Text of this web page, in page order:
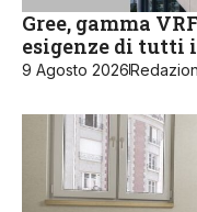
Gree, gamma
esigenze di tutti
9 Agosto 2026